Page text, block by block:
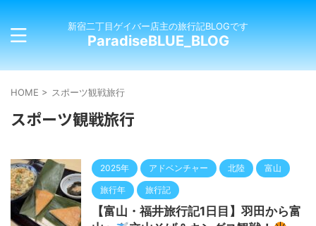
新宿二丁目ゲイバー店主の旅行記BLOGです
ParadiseBLUE_BLOG
HOME > スポーツ観戦旅行
スポーツ観戦旅行
2025年 アドベンチャー 北陸 富山
旅行年 旅行記
【富山・福井旅行記1日目】羽田から富